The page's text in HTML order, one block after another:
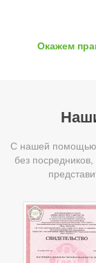
Окажем
С нашей помощью
без